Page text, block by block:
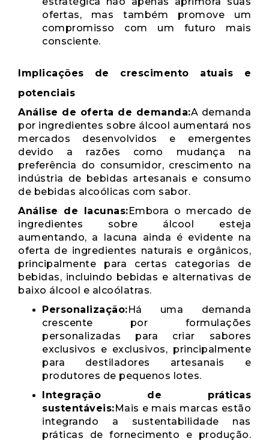
ofertas, mas também promove um
compromisso com um futuro mais
consciente.
Implicações de crescimento atuais e
potenciais
Análise de oferta de demanda:A demanda
por ingredientes sobre álcool aumentará nos
mercados desenvolvidos e emergentes
devido a razões como mudança na
preferência do consumidor, crescimento na
indústria de bebidas artesanais e consumo
de bebidas alcoólicas com sabor.
Análise de lacunas:Embora o mercado de
ingredientes sobre álcool esteja
aumentando, a lacuna ainda é evidente na
oferta de ingredientes naturais e orgânicos,
principalmente para certas categorias de
bebidas, incluindo bebidas e alternativas de
baixo álcool e alcoólatras.
Personalização:Há uma demanda
crescente por formulações
personalizadas para criar sabores
exclusivos e exclusivos, principalmente
para destiladores artesanais e
produtores de pequenos lotes.
Integração de práticas
sustentáveis:Mais e mais marcas estão
integrando a sustentabilidade nas
práticas de fornecimento e produção.